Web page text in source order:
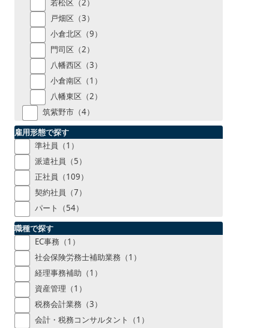
若松区（2）
戸畑区（3）
小倉北区（9）
門司区（2）
八幡西区（3）
小倉南区（1）
八幡東区（2）
筑紫野市（4）
雇用形態で探す
準社員（1）
派遣社員（5）
正社員（109）
契約社員（7）
パート（54）
職種で探す
EC事務（1）
社会保険労務士補助業務（1）
経理事務補助（1）
資産管理（1）
税務会計業務（3）
会計・税務コンサルタント（1）